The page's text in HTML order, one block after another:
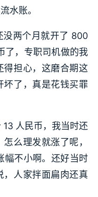
水账。
没两个月就开了 800
了，专职司机做的我
得担心，这磨合期这
坏了，真是花钱买罪
人民币，我当时还
么理发就涨了呢，
幅不小啊。还好当时
，人家拌面扁肉还真